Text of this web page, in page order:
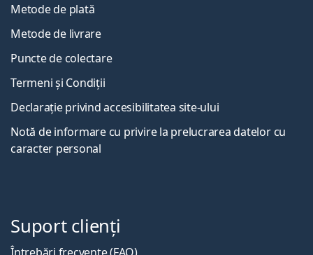
Metode de plată
Metode de livrare
Puncte de colectare
Termeni și Condiții
Declarație privind accesibilitatea site-ului
Notă de informare cu privire la prelucrarea datelor cu
caracter personal
Suport clienți